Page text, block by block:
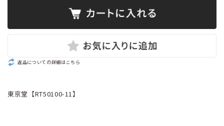
返品についての詳細はこちら
東京堂【RT50100-11】